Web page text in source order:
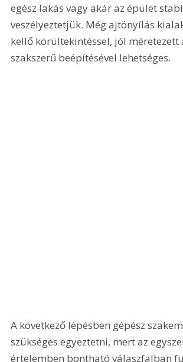
egész lakás vagy akár az épület
veszélyeztetjük. Még ajtónyílás
kellő körültekintéssel, jól méretezett
szakszerű beépítésével lehetséges.
A következő lépésben gépész
szükséges egyeztetni, mert az
értelemben bontható válaszfalban